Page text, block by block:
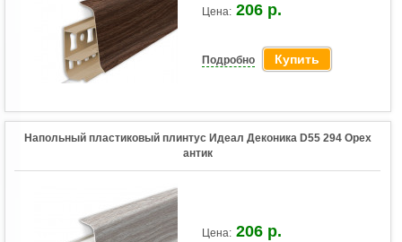
Цена: 206 р.
Подробно Купить
Напольный пластиковый плинтус Идеал Деконика D55 294 Орех
антик
Цена: 206 р.